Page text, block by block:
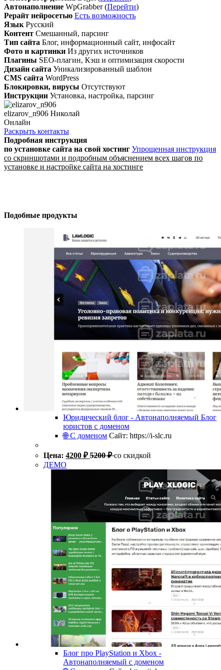
Автонаполнение WpGrabber (Перейти)
Рерайт нейросетью Есть возможность
Язык Русский
Контент Смешанный, парсинг
Тип сайта Блог, информационный сайт, инфосайт
Фото и картинки Из других источников
Плагины SEO-плагин, Кэш и оптимизация скорости
Дизайн сайта Уникализированный шаблон
CMS сайта WordPress
Блокировки, вирусы Отсутствуют
Инструкции Установка, настройка, парсинг
elizarov_n906 Николай
Онлайн
Раскрыть контакты
Подробная инструкция
по установке сайта на свой хостинг Упрощенная инструкция
со скриншотами и подробным объяснением всех шагов по
установке и настройке сайта на хостинге
Подобные продукты
Юридический блог - Автонаполняемый Блог
юристов с доменом
🌐 С доменом Сайт: https://i-slc.ru
Цена: 4200 ₽ 5200₽ со скидкой
ДЕМО
Блог про PlayStation и Xbox -
Автонаполняемый с доменом